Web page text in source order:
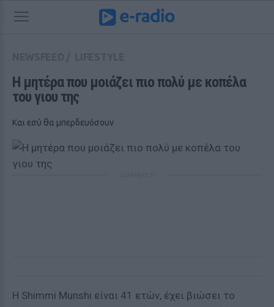
Η μητέρα που μοιάζει πιο πολύ με κοπέλα
του γιου της
Και εσύ θα μπερδευόσουν
Η Shimmi Munshi είναι 41 ετών, έχει βιώσει το